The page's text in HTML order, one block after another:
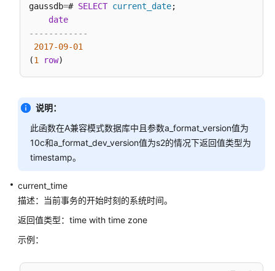
函
作
返
的
函
数
件
gaussdb=# SELECT current_date;
date
------------
2017-09-01
(1 row
说明：
此函数在A兼容模式数据库中且参数a_format_version值为
10c和a_format_dev_version值为s2的情况下返回值类型为
timestamp。
current_time
描述：当前事务的开始时刻的系统时间。
返回值类型：time with time zone
示例：